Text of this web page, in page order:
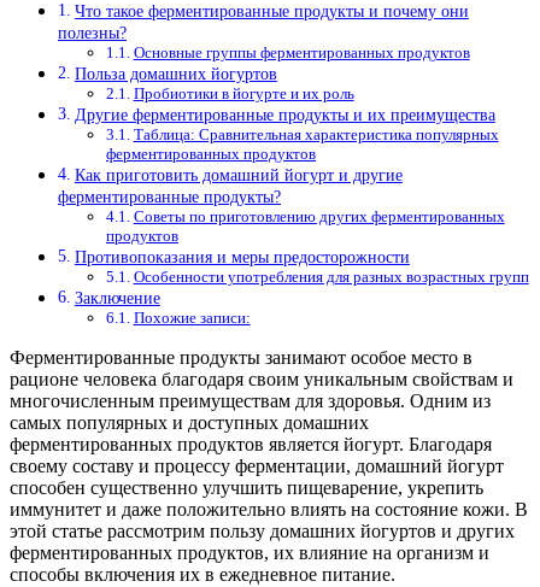
Что такое ферментированные продукты и почему они
полезны?
Основные группы ферментированных продуктов
Польза домашних йогуртов
Пробиотики в йогурте и их роль
Другие ферментированные продукты и их преимущества
Таблица: Сравнительная характеристика популярных
ферментированных продуктов
Как приготовить домашний йогурт и другие
ферментированные продукты?
Советы по приготовлению других ферментированных
продуктов
Противопоказания и меры предосторожности
Особенности употребления для разных возрастных групп
Заключение
Похожие записи:
Ферментированные продукты занимают особое место в
рационе человека благодаря своим уникальным свойствам и
многочисленным преимуществам для здоровья. Одним из
самых популярных и доступных домашних
ферментированных продуктов является йогурт. Благодаря
своему составу и процессу ферментации, домашний йогурт
способен существенно улучшить пищеварение, укрепить
иммунитет и даже положительно влиять на состояние кожи. В
этой статье рассмотрим пользу домашних йогуртов и других
ферментированных продуктов, их влияние на организм и
способы включения их в ежедневное питание.